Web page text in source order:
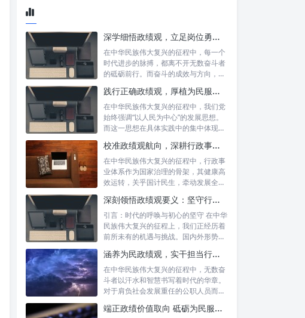
深学细悟政绩观，立足岗位勇争先：新时代奋斗者的思想指引与实践航标
在中华民族伟大复兴的征程中，每一个
时代进步的脉搏，都离不开无数奋斗者
的砥砺前行。而奋斗的成效与方向，又
践行正确政绩观，厚植为民服务根基：迈向高质量发展的根本遵循
在中华民族伟大复兴的征程中，我们党
始终强调“以人民为中心”的发展思想。
而这一思想在具体实践中的集中体现，
校准政绩观航向，深耕行政事业本职：新时代高质量发展的双重 imperative
在中华民族伟大复兴的征程中，行政事
业体系作为国家治理的骨架，其健康高
效运转，关乎国计民生，牵动发展全
深刻领悟政绩观要义：坚守行政事业初心，绘就为民服务新篇章
引言：时代的呼唤与初心的坚守 在中华
民族伟大复兴的征程上，我们正经历着
前所未有的机遇与挑战。国内外形势复
涵养为民政绩观，实干担当行稳致远：新时代公仆的价值坐标与实践航向
在中华民族伟大复兴的征程中，无数奋
斗者以汗水和智慧书写着时代的华章。
对于肩负社会发展重任的公职人员而
端正政绩价值取向 砥砺为民服务初心：新时代公仆的责任与担当